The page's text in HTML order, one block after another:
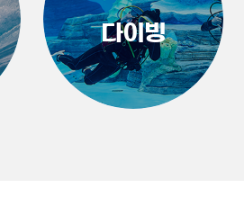
다이빙